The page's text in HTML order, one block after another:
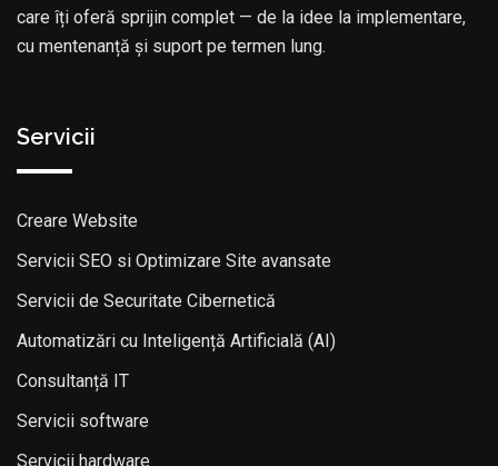
care îți oferă sprijin complet — de la idee la implementare,
cu mentenanță și suport pe termen lung.
Servicii
Creare Website
Servicii SEO si Optimizare Site avansate
Servicii de Securitate Cibernetică
Automatizări cu Inteligență Artificială (AI)
Consultanță IT
Servicii software
Servicii hardware